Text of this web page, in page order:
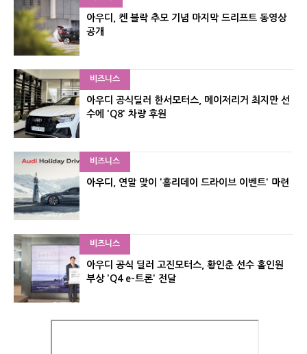
아우디, 켄 블락 추모 기념 마지막 드리프트 동영상
공개
비즈니스
아우디 공식딜러 한서모터스, 메이저리거 최지만 선
수에 'Q8' 차량 후원
비즈니스
아우디, 연말 맞이 '홀리데이 드라이브 이벤트' 마련
비즈니스
아우디 공식 딜러 고진모터스, 황인춘 선수 홀인원
부상 'Q4 e-트론' 전달